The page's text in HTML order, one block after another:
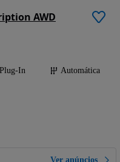
AWD
In
Automática
Ver anúncios